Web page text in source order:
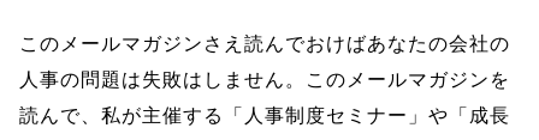
このメールマガジンさえ読んでおけばあなたの会社の
人事の問題は失敗はしません。このメールマガジンを
読んで、私が主催する「人事制度セミナー」や「成長